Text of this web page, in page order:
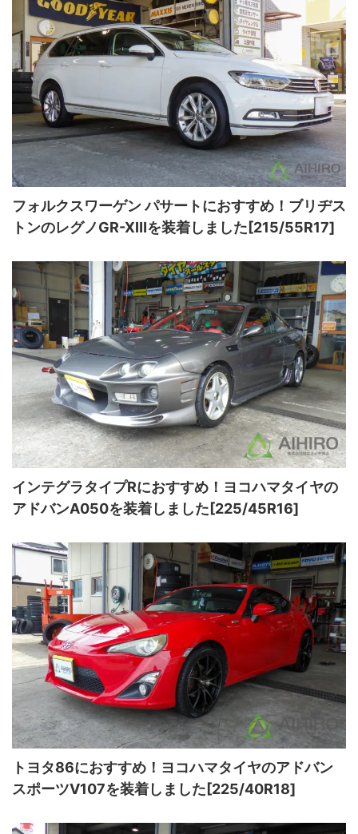
フォルクスワーゲン パサートにおすすめ！ブリヂス
トンのレグノGR-XⅢを装着しました[215/55R17]
インテグラタイプRにおすすめ！ヨコハマタイヤの
アドバンA050を装着しました[225/45R16]
トヨタ86におすすめ！ヨコハマタイヤのアドバン
スポーツV107を装着しました[225/40R18]